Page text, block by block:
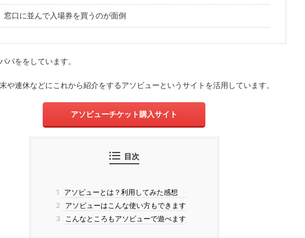
窓口に並んで入場券を買うのが面倒
パををしています。
や連休などにこれから紹介をするアソビューというサイトを活用しています。
アソビューチケット購入サイト
目次
1
アソビューとは？利用してみた感想
2
アソビューはこんな使い方もできます
3
こんなところもアソビューで遊べます